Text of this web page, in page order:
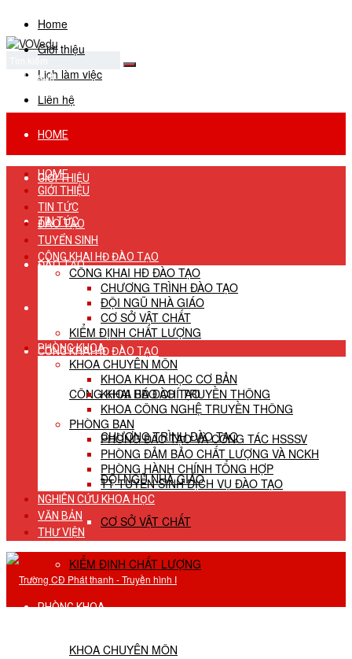
Home
Giới thiệu
Lịch làm việc
Liên hệ
No Result
View All Result
HOME
GIỚI THIỆU
TIN TỨC
ĐÀO TẠO
TUYỂN SINH
CÔNG KHAI HĐ ĐÀO TẠO
CÔNG KHAI HĐ ĐÀO TẠO
CHƯƠNG TRÌNH ĐÀO TẠO
ĐỘI NGŨ NHÀ GIÁO
CƠ SỞ VẬT CHẤT
KIỂM ĐỊNH CHẤT LƯỢNG
PHÒNG KHOA
KHOA CHUYÊN MÔN
HOME
GIỚI THIỆU
TIN TỨC
ĐÀO TẠO
TUYỂN SINH
CÔNG KHAI HĐ ĐÀO TẠO
CÔNG KHAI HĐ ĐÀO TẠO
CHƯƠNG TRÌNH ĐÀO TẠO
ĐỘI NGŨ NHÀ GIÁO
CƠ SỞ VẬT CHẤT
KIỂM ĐỊNH CHẤT LƯỢNG
PHÒNG KHOA
KHOA CHUYÊN MÔN
KHOA KHOA HỌC CƠ BẢN
KHOA BÁO CHÍ TRUYỀN THÔNG
KHOA CÔNG NGHỆ TRUYỀN THÔNG
PHÒNG BAN
PHÒNG ĐÀO TẠO VÀ CÔNG TÁC HSSSV
PHÒNG ĐẢM BẢO CHẤT LƯỢNG VÀ NCKH
PHÒNG HÀNH CHÍNH TỔNG HỢP
TT TUYỂN SINH DỊCH VỤ ĐÀO TẠO
NGHIÊN CỨU KHOA HỌC
VĂN BẢN
THƯ VIỆN